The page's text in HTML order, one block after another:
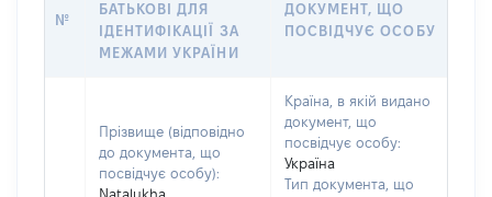
№
БАТЬКОВІ ДЛЯ
ІДЕНТИФІКАЦІЇ ЗА
МЕЖАМИ УКРАЇНИ
ДОКУМЕНТ, ЩО
ПОСВІДЧУЄ ОСОБУ
Прізвище (відповідно
до документа, що
посвідчує особу):
Natalukha
Країна, в якій видано
документ, що
посвідчує особу:
Україна
Тип документа, що